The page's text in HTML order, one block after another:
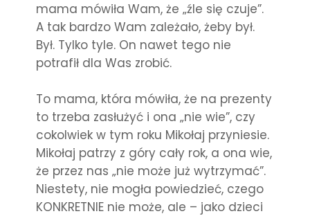
mama mówiła Wam, że „źle się czuje”.
A tak bardzo Wam zależało, żeby był.
Był. Tylko tyle. On nawet tego nie
potrafił dla Was zrobić.
To mama, która mówiła, że na prezenty
to trzeba zasłużyć i ona „nie wie”, czy
cokolwiek w tym roku Mikołaj przyniesie.
Mikołaj patrzy z góry cały rok, a ona wie,
że przez nas „nie może już wytrzymać”.
Niestety, nie mogła powiedzieć, czego
KONKRETNIE nie może, ale – jako dzieci